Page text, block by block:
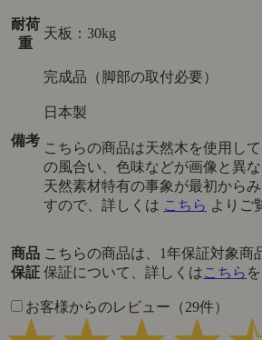
耐荷
重
天板：30kg
備考
完成品（脚部の取付必要）
日本製
こちらの商品は天然木を使用し
の風合い、色味などが画像と異
天然素材特有の事象が最初から
すので、詳しくは こちら よりご
商品
保証
こちらの商品は、1年保証対象商
保証について、詳しくはこちら
お客様からのレビュー（29件）